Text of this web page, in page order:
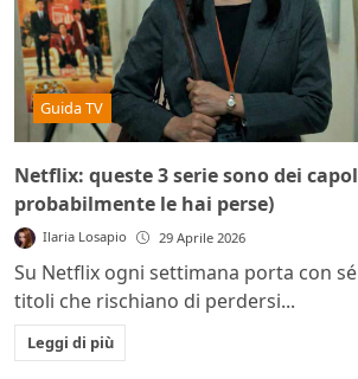
Guida TV
Netflix: queste 3 serie sono dei
probabilmente le hai perse)
Ilaria Losapio 29 Aprile 2026
Su Netflix ogni settimana porta con
titoli che rischiano di perdersi...
Leggi di più